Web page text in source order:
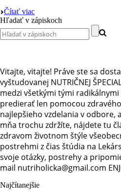
Čítať viac
Hľadať v zápiskoch
Vitajte, vitajte! Práve ste sa
vyštudovanej NUTRIČNEJ
medzi všetkými tými
predierať len pomocou
najlepšieho vzdelania v odbore,
mňa trochu zdržíte, nájdete tu
zdravom životnom štýle
postrehmi z čias štúdia na
svoje otázky, postrehy a
mail nutriholicka@gmail.com
Najčítanejšie